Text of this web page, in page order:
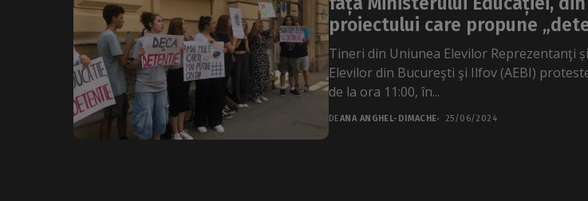
proiectului care propune
Tineri din Uniunea Elevilor Reprezentanţi
Elevilor din Bucureşti şi Ilfov (AEBI)
de la ora 11:00, în...
DEANA ANGHEL-DIMACHE 25/06/2024